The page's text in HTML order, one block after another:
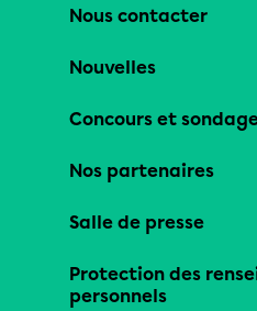
Nous contacter
Nouvelles
Concours et
Nos partenaires
Salle de presse
Protection des
personnels